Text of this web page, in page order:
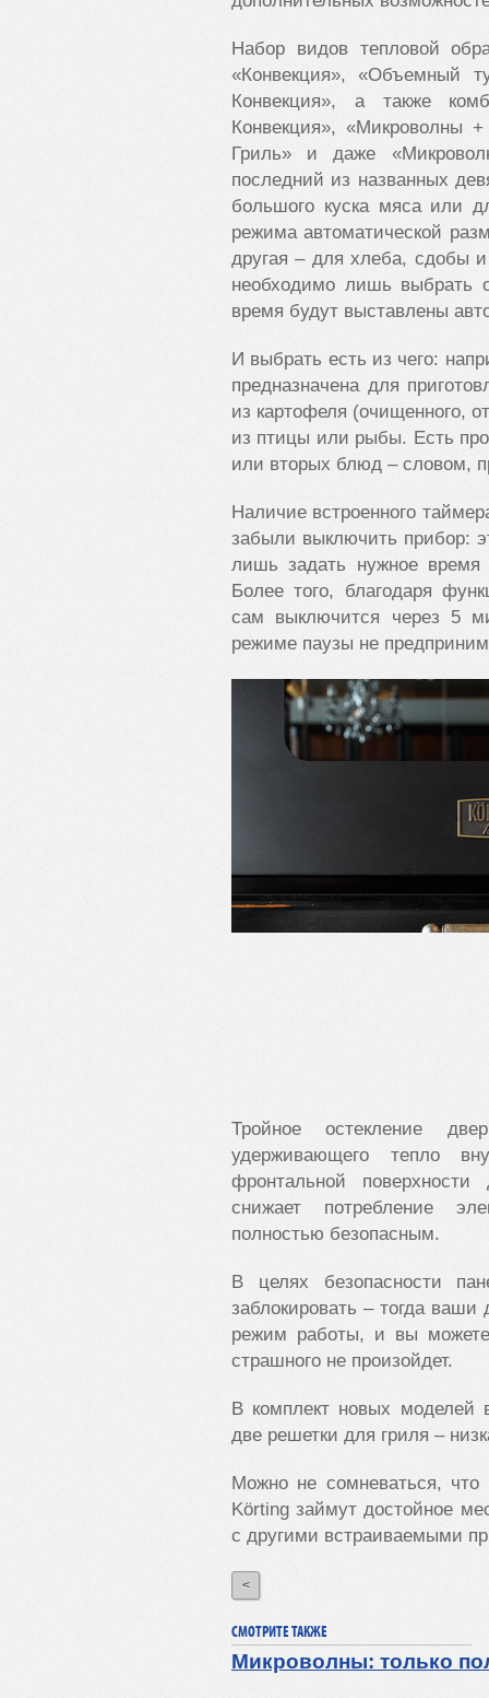
Набор видов тепловой
«Конвекция», «Объемный
Конвекция», а также
Конвекция», «Микроволны
Гриль» и даже
последний из названных
большого куска мяса или
режима автоматической
другая – для хлеба, сдобы
необходимо лишь выбрать
время будут выставлены
И выбрать есть из чего:
предназначена для
из картофеля (очищенного,
из птицы или рыбы. Есть
или вторых блюд – словом,
Наличие встроенного
забыли выключить прибор:
лишь задать нужное время
Более того, благодаря
сам выключится через 5
режиме паузы не
Тройное остекление
удерживающего тепло
фронтальной
снижает потребление
полностью безопасным.
В целях безопасности
заблокировать – тогда
режим работы, и вы
страшного не произойдет.
В комплект новых моделей
две решетки для гриля –
Можно не сомневаться, что
Körting займут достойное
с другими встраиваемыми
<
СМОТРИТЕ ТАКЖЕ
Микроволны: только